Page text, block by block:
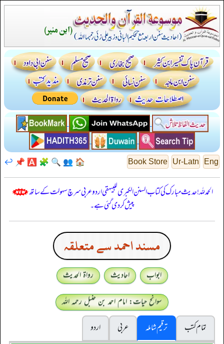
Eng
Ur-Latn
Book Store
🏠
👥
🔍
🧩
🅰️
📌
↩️
الحمدللہ! حدیث مبارک کی کتاب السنن الكبرى للبيهقي اردو عربی سرچ سہولت کے ساتھ
پیش کر دی گئی ہے۔
مسند احمد سے متعلقہ
ابواب احادیث
رواۃ الحدیث
سوانح حیات: امام احمد بن حنبل رحمہ اللہ
تمام کتب
ترقیم شاملہ عربی
اردو